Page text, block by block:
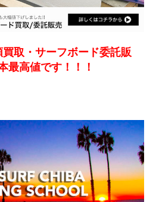
取・サーフボード委託販
最高値です！！！